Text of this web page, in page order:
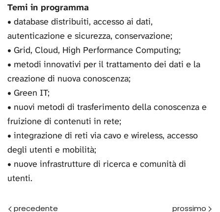
Temi in programma
• database distribuiti, accesso ai dati,
autenticazione e sicurezza, conservazione;
• Grid, Cloud, High Performance Computing;
• metodi innovativi per il trattamento dei dati e la
creazione di nuova conoscenza;
• Green IT;
• nuovi metodi di trasferimento della conoscenza e
fruizione di contenuti in rete;
• integrazione di reti via cavo e wireless, accesso
degli utenti e mobilità;
• nuove infrastrutture di ricerca e comunità di
utenti.